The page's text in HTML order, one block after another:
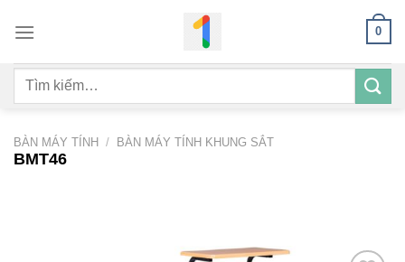
qua
dung
0
Tìm
BÀN MÁY TÍNH / BÀN MÁY TÍNH KHUNG SẮT
BMT46